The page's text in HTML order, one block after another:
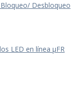
Desbloqueo
LED en línea μFR